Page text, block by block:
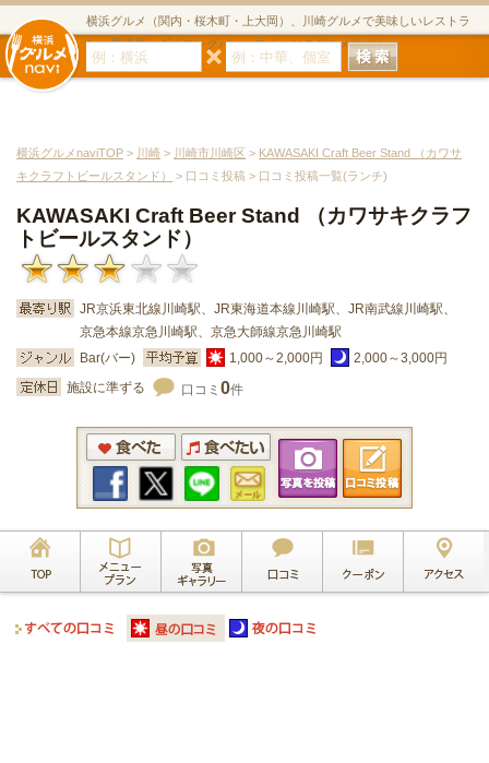
横浜グルメ（関内・桜木町・上大岡）、川崎グルメで美味しいレストラ
ン・居酒屋・ダイニングバー・スイーツのグルメサイト
横浜グルメnaviTOP > 川崎 > 川崎市川崎区 > KAWASAKI Craft Beer Stand （カワサ
キクラフトビールスタンド）
> 口コミ投稿 > 口コミ投稿一覧(ランチ)
KAWASAKI Craft Beer Stand （カワサキクラフ
トビールスタンド）
JR京浜東北線川崎駅、JR東海道本線川崎駅、JR南武線川崎駅、
京急本線京急川崎駅、京急大師線京急川崎駅
Bar(バー)
1,000～2,000円
2,000～3,000円
施設に準ずる
口コミ 0件